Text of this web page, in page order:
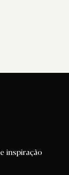
inspiração